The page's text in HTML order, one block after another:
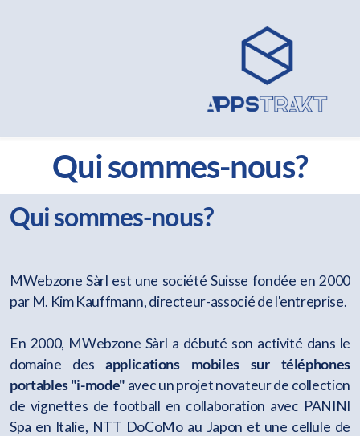
Qui sommes-nous?
Qui sommes-nous?
MWebzone Sàrl est une société Suisse fondée en 2000
par M. Kim Kauffmann, directeur-associé de l'entreprise.
En 2000, MWebzone Sàrl a débuté son activité dans le
domaine des applications mobiles sur téléphones
portables "i-mode" avec un projet novateur de collection
de vignettes de football en collaboration avec PANINI
Spa en Italie, NTT DoCoMo au Japon et une cellule de